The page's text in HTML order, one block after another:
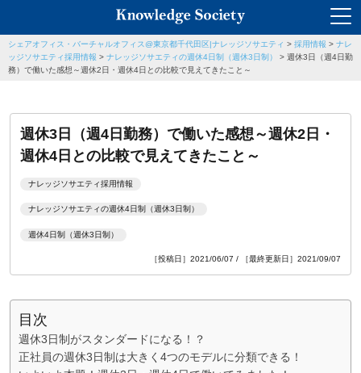
シェアオフィス・バーチャルオフィス@東京都千代田区|ナレッジソサエティ > 採用情報 > ナレ
ッジソサエティ採用情報 > ナレッジソサエティの週休4日制（週休3日制） > 週休3日（週4日勤
務）で働いた感想～週休2日・週休4日との比較で見えてきたこと～
週休3日（週4日勤務）で働いた感想～週休2日・
週休4日との比較で見えてきたこと～
ナレッジソサエティ採用情報
ナレッジソサエティの週休4日制（週休3日制）
週休4日制（週休3日制）
［投稿日］2021/06/07 / ［最終更新日］2021/09/07
目次
週休3日制がスタンダードになる！？
正社員の週休3日制は大きく4つのモデルに分類できる！